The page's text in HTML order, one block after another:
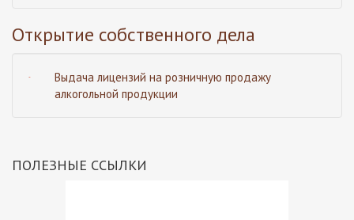
Открытие собственного дела
Выдача лицензий на розничную продажу
алкогольной продукции
ПОЛЕЗНЫЕ ССЫЛКИ